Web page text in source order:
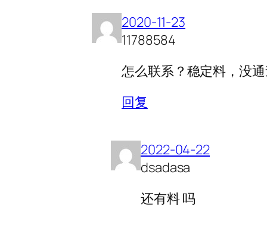
2020-11-23
11788584
怎么联系？稳定料，没
回复
2022-04-22
dsadasa
还有料 吗